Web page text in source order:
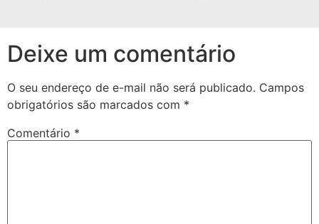
Deixe um comentário
O seu endereço de e-mail não será publicado. Campos
obrigatórios são marcados com *
Comentário *